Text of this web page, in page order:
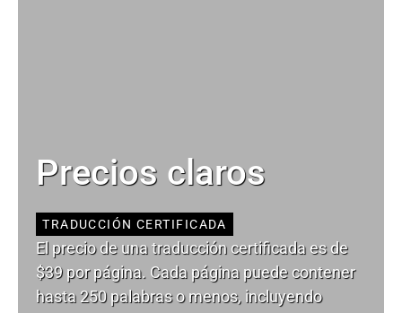
Precios claros
TRADUCCIÓN CERTIFICADA
El precio de una traducción certificada es de
$39 por página. Cada página puede contener
hasta 250 palabras o menos, incluyendo